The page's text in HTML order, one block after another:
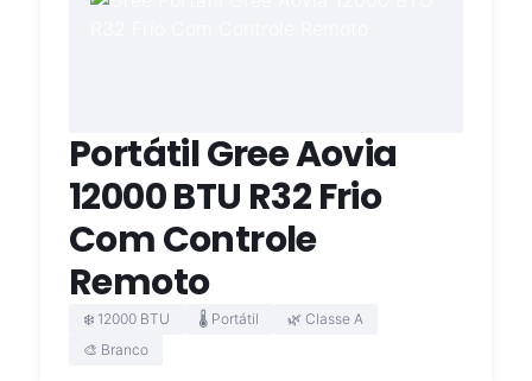
Portátil Gree Aovia
12000 BTU R32 Frio
Com Controle
Remoto
❄️ 12000 BTU 🌡️ Portátil
🌿 Classe A
🎨 Branco